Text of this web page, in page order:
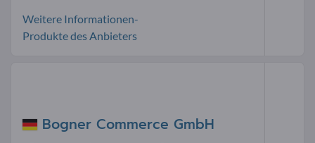
Weitere Informationen-
Produkte des Anbieters
Bogner Commerce GmbH